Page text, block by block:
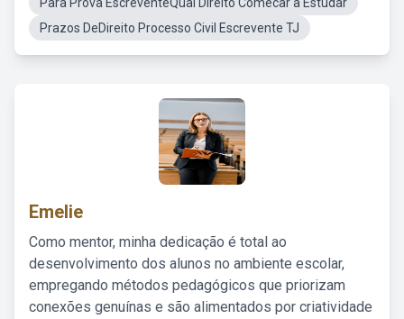
Prazos DeDireito Processo Civil Escrevente TJ
Emelie
Como mentor, minha dedicação é total ao
desenvolvimento dos alunos no ambiente escolar,
empregando métodos pedagógicos que priorizam
conexões genuínas e são alimentados por criatividade